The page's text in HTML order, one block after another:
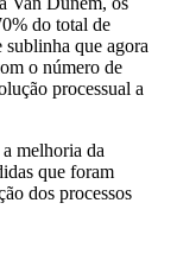
do total de
que agora
o número de
processual a
melhoria da
que foram
dos processos